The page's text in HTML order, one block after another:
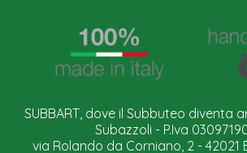
SUBBART, dove il Subbuteo diventa
Subazzoli - P.Iva
via Rolando da Corniano, 2 - 42021